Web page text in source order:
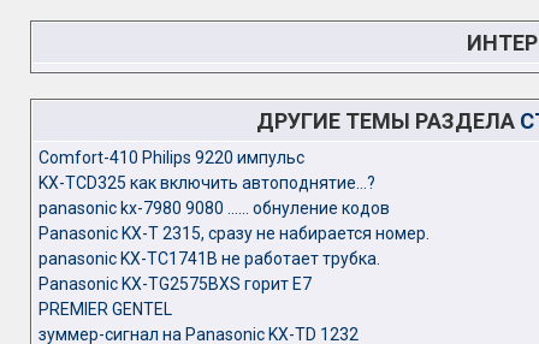
ДРУГИЕ ТЕМЫ РАЗДЕЛА
Comfort-410 Philips 9220 импульс
KX-TCD325 как включить автоподнятие...?
panasonic kx-7980 9080 ...... обнуление кодов
Panasonic KX-T 2315, сразу не набирается номер.
panasonic KX-TC1741B не работает трубка.
Panasonic KX-TG2575BXS горит Е7
PREMIER GENTEL
зуммер-сигнал на Panasonic KX-TD 1232